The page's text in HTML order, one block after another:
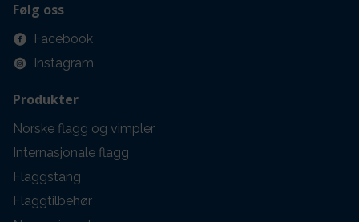
Følg oss
Facebook
Instagram
Produkter
Norske flagg og vimpler
Internasjonale flagg
Flaggstang
Flaggtilbehør